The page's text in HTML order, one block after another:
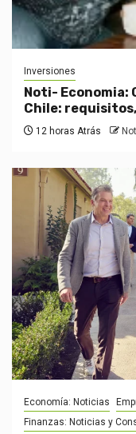
Inversiones
Noti- Economia:
Chile:
12 horas Atrás
Economía: Noticias
Finanzas: Noticias y